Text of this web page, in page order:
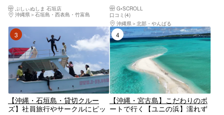
る満天の星空＜星空ガイド・三
線生ライブ付／1ドリンク付／
市街地送迎無料＞
ぷしぃぬしま 石垣店
沖縄県
石垣島・西表島・竹富島
しよう！！ 【沖縄・古宇利島・
羽地内海・クルージング】
G•SCROLL
口コミ(4)
沖縄県
北部・やんばる
【沖縄・石垣島・貸切クルー
ズ】社員旅行やサークルにピッ
4位
【沖縄・宮古島】こだわりのボ
ートで行く【ユニの浜】濡れず